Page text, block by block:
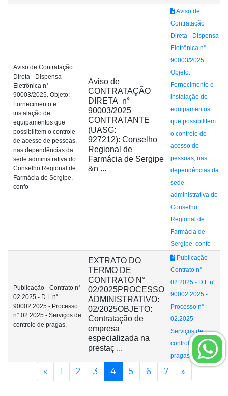
Aviso de Contratação
Direta - Dispensa
Eletrônica n°
90003/2025. Objeto:
Fornecimento e
instalação de
equipamentos que
possibilitem o controle
de acesso de pessoas,
nas dependências da
sede administrativa do
Conselho Regional de
Farmácia de Sergipe,
confo
Aviso de
CONTRATAÇÃO
DIRETA n°
90003/2025
CONTRATANTE
(UASG:
927212): Conselho
Regional de
Farmácia de Sergipe
&n ...
Aviso de
Contratação
Direta - Dispensa
Eletrônica n°
90003/2025.
Objeto:
Fornecimento e
instalação de
equipamentos
que possibilitem
o controle de
acesso de
pessoas, nas
dependências da
sede
administrativa do
Conselho
Regional de
Farmácia de
Sergipe, confo
Publicação - Contrato n°
02.2025 - D.L n°
90002.2025 - Processo
n° 02.2025 - Serviços de
controle de pragas.
EXTRATO DO
TERMO DE
CONTRATO N°
02/2025PROCESSO
ADMINISTRATIVO:
02/2025OBJETO:
Contratação de
empresa
especializada na
prestaç ...
Publicação -
Contrato n°
02.2025 - D.L n°
90002.2025 -
Processo n°
02.2025 -
Serviços de
controle de
pragas.
«Anterior
1 2 3 4(current)
5 6 7 »Próxima